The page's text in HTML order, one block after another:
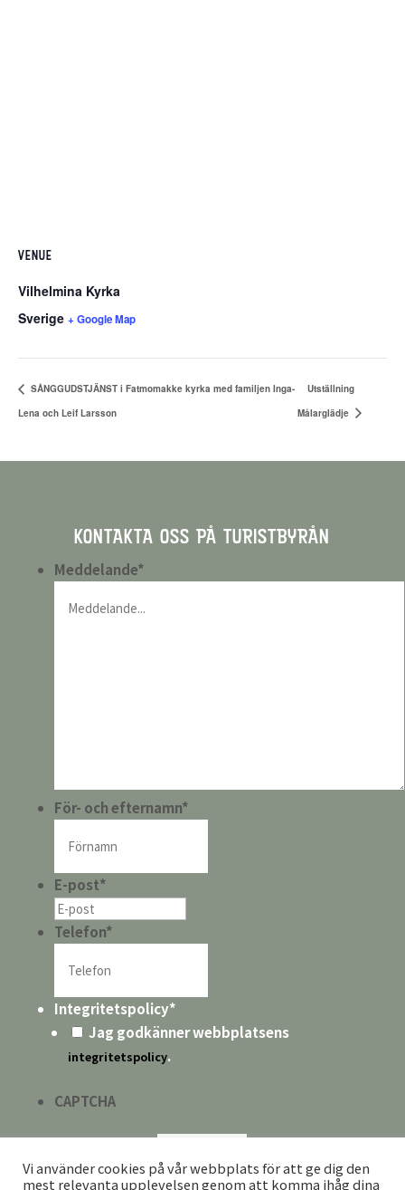
VENUE
Vilhelmina Kyrka
Sverige + Google Map
SÅNGGUDSTJÄNST i Fatmomakke kyrka med familjen Inga-
Lena och Leif Larsson
Utställning
Målarglädje
KONTAKTA OSS PÅ TURISTBYRÅN
Meddelande*
För- och efternamn*
E-post*
Telefon*
Integritetspolicy*
Jag godkänner webbplatsens
integritetspolicy.
CAPTCHA
Vi använder cookies på vår webbplats för att ge dig den
mest relevanta upplevelsen genom att komma ihåg dina